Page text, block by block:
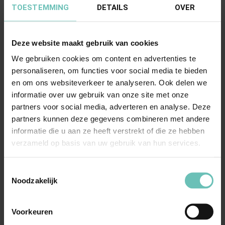
TOESTEMMING DETAILS OVER
Deze website maakt gebruik van cookies
We gebruiken cookies om content en advertenties te
personaliseren, om functies voor social media te bieden
en om ons websiteverkeer te analyseren. Ook delen we
informatie over uw gebruik van onze site met onze
partners voor social media, adverteren en analyse. Deze
partners kunnen deze gegevens combineren met andere
informatie die u aan ze heeft verstrekt of die ze hebben
verzameld op basis van uw gebruik van hun services.
Noodzakelijk
Voorkeuren
05 NOVEMBER 2021
Uitspraak Hoge Raad: Koopovereenkomst.
Bewijsrecht (ECLI:NL:HR:2021:1666, 5
november 2021, 20/02761)
Vermoeden van art. 7:18 lid 2 BW. Tegenbewijs
of tegendeelbewijs? ECLI:NL:HR:2021:1666, 5